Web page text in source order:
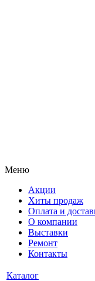
Меню
Акции
Хиты продаж
Оплата и
О компании
Выставки
Ремонт
Контакты
Каталог